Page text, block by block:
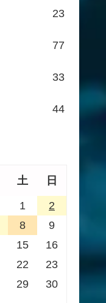
23
77
33
44
土 日
1
2
8
9
15
16
22
23
29
30